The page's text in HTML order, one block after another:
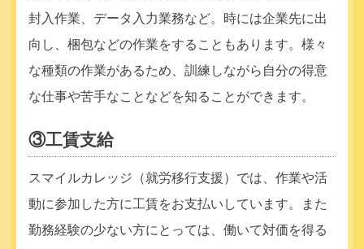
封入作業、データ入力業務など。時には企業先に出
向し、梱包などの作業をすることもあります。様々
な種類の作業があるため、訓練しながら自分の得意
な仕事や苦手なことなどを知ることができます。
③工賃支給
スマイルカレッジ（就労移行支援）では、作業や活
動に参加した方に工賃をお支払いしています。また
勤務経験の少ない方にとっては、働いて対価を得る